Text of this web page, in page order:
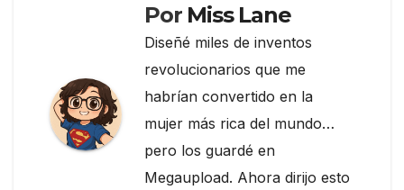
Por Miss Lane
Diseñé miles de inventos
revolucionarios que me
habrían convertido en la
mujer más rica del mundo…
pero los guardé en
Megaupload. Ahora dirijo esto